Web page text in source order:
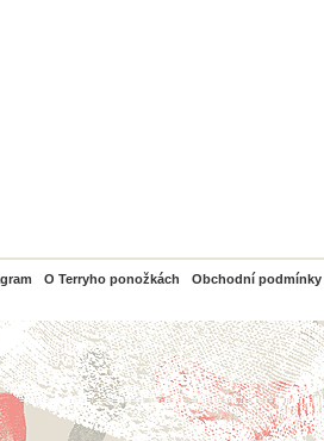
O Terryho ponožkách Obchodní podmínky
PayPal